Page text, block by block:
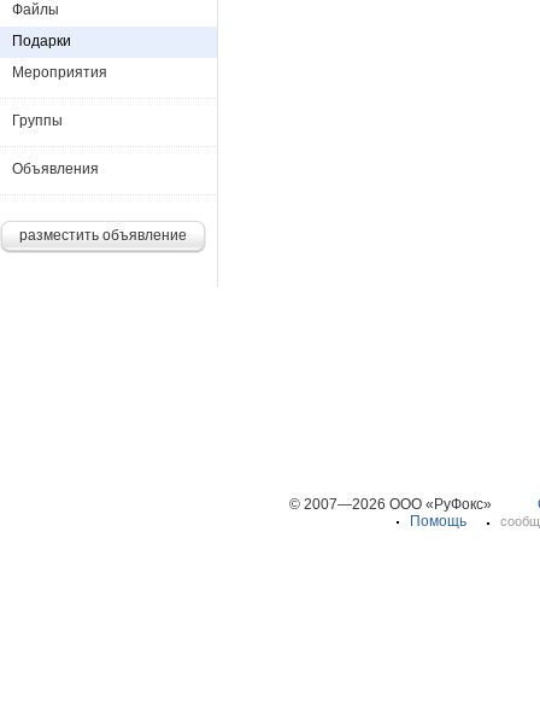
Файлы
Подарки
Мероприятия
Группы
Объявления
разместить объявление
© 2007—2026 ООО «РуФокс»
Помощь